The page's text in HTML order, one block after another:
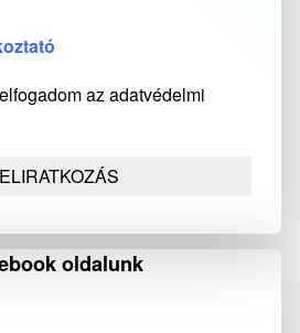
az adatvédelmi
oldalunk